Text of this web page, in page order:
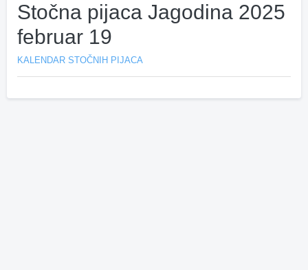
Stočna pijaca Jagodina 2025
februar 19
KALENDAR STOČNIH PIJACA